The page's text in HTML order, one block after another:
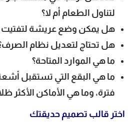
لتناول الطعام أم لا؟
هل يمكن وضع عريشة
هل تحتاج لتعديل نظام
ما هي الموارد المتاحة؟
ما هي البقع التي تستقبل
فترة، وما هي الأماكن الأكثر
اختر قالب تصميم حديقتك